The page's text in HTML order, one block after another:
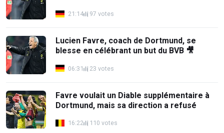
21:14 97 votes
Lucien Favre, coach de Dortmund, se
blesse en célébrant un but du BVB 🎥
06:31 23 votes
Favre voulait un Diable supplémentaire à
Dortmund, mais sa direction a refusé
16:22 110 votes